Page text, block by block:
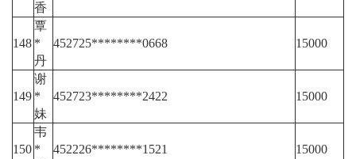
香
148
覃
*
丹
452725********0668 15000
149
谢
*
妹
452723********2422 15000
150
韦
*
452226********1521 15000